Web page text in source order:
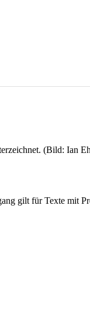
(Bild: Ian
gilt für Texte mit